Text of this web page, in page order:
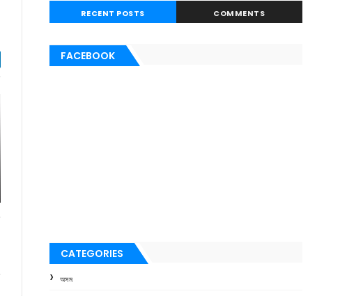
RECENT POSTS COMMENTS
FACEBOOK
CATEGORIES
অসম